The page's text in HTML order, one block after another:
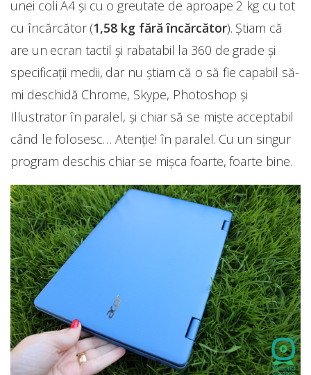
unei coli A4 și cu o greutate de aproape 2 kg cu tot
cu încărcător (1,58 kg fără încărcător). Știam că
are un ecran tactil și rabatabil la 360 de grade și
specificații medii, dar nu știam că o să fie capabil să-
mi deschidă Chrome, Skype, Photoshop și
Illustrator în paralel, și chiar să se miște acceptabil
când le folosesc… Atenție! în paralel. Cu un singur
program deschis chiar se mișca foarte, foarte bine.